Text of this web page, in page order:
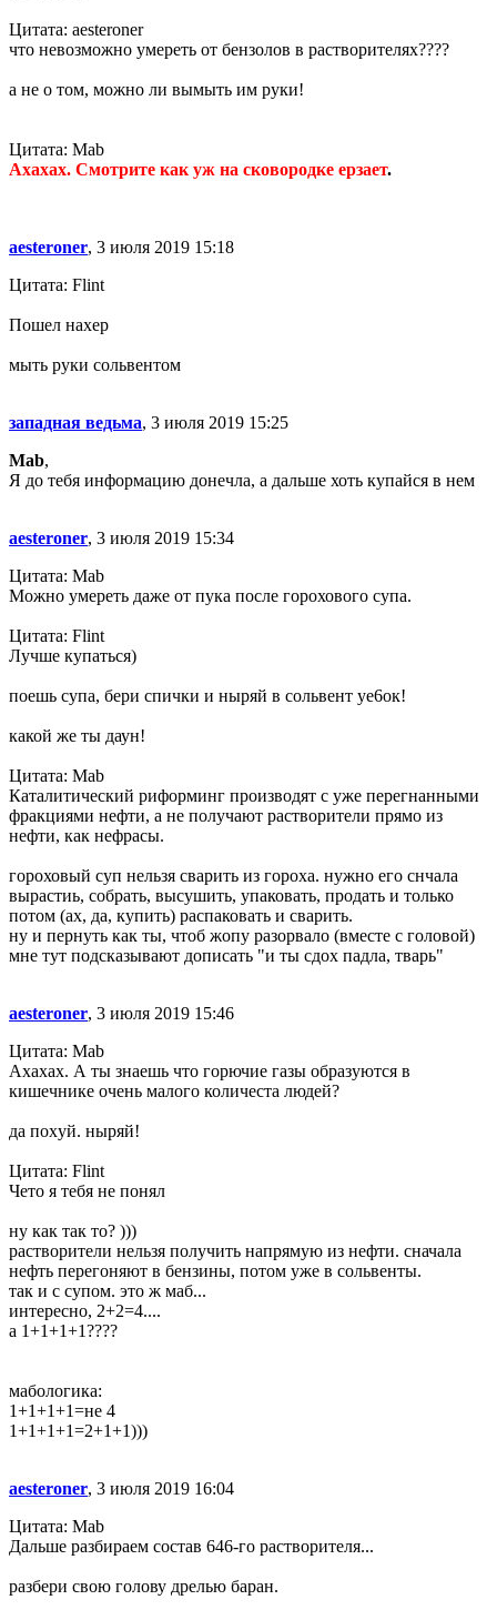
Цитата: aesteroner
что невозможно умереть от бензолов в растворителях????
а не о том, можно ли вымыть им руки!
Цитата: Mab
Ахахах. Смотрите как уж на сковородке ерзает.
aesteroner, 3 июля 2019 15:18
Цитата: Flint
Пошел нахер
мыть руки сольвентом
западная ведьма, 3 июля 2019 15:25
Mab,
Я до тебя информацию донечла, а дальше хоть купайся в нем
aesteroner, 3 июля 2019 15:34
Цитата: Mab
Можно умереть даже от пука после горохового супа.
Цитата: Flint
Лучше купаться)
поешь супа, бери спички и ныряй в сольвент уе6ок!
какой же ты даун!
Цитата: Mab
Каталитический риформинг производят с уже перегнанными
фракциями нефти, а не получают растворители прямо из
нефти, как нефрасы.
гороховый суп нельзя сварить из гороха. нужно его снчала
вырастиь, собрать, высушить, упаковать, продать и только
потом (ах, да, купить) распаковать и сварить.
ну и пернуть как ты, чтоб жопу разорвало (вместе с головой)
мне тут подсказывают дописать "и ты сдох падла, тварь"
aesteroner, 3 июля 2019 15:46
Цитата: Mab
Ахахах. А ты знаешь что горючие газы образуются в
кишечнике очень малого количеста людей?
да поxyй. ныряй!
Цитата: Flint
Чето я тебя не понял
ну как так то? )))
растворители нельзя получить напрямую из нефти. сначала
нефть перегоняют в бензины, потом уже в сольвенты.
так и с супом. это ж маб...
интересно, 2+2=4....
а 1+1+1+1????
мабологика:
1+1+1+1=не 4
1+1+1+1=2+1+1)))
aesteroner, 3 июля 2019 16:04
Цитата: Mab
Дальше разбираем состав 646-го растворителя...
разбери свою голову дрелью баран.